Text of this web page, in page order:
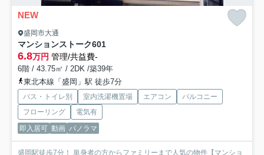
NEW
盛岡市大通
マンションストーク601
6.8万円 管理/共益費-
6階 / 43.75㎡ / 2DK /築39年
東北本線「盛岡」駅 徒歩7分
バス・トイレ別 室内洗濯機置場 エアコン
バルコニー
フローリング
電気有
即入居可 動画 パノラマ
盛岡駅徒歩7分！ 単身者の方からファミリーまで人気の物件【マンショ